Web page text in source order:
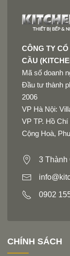
CÔNG TY
CẦU
Mã số doanh
Đầu tư thành
2006
VP Hà Nội:
VP TP. Hồ
Cộng Hoà,
3 Thành
0902
CHÍNH SÁCH